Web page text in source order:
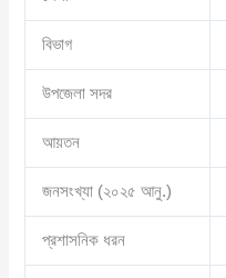
বিভাগ
উপজেলা সদর
আয়তন
জনসংখ্যা (২০২৫ আনু.)
প্রশাসনিক ধরন